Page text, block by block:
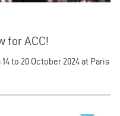
for ACC!
to 20 October 2024 at Paris